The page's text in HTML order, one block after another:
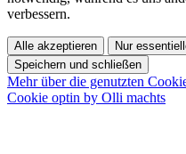
verbessern.
Alle akzeptieren
Nur
Speichern und schließen
Mehr über die genutzten
Cookie optin by Olli machts